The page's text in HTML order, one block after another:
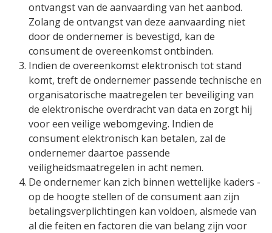
ontvangst van de aanvaarding van het aanbod.
Zolang de ontvangst van deze aanvaarding niet
door de ondernemer is bevestigd, kan de
consument de overeenkomst ontbinden.
Indien de overeenkomst elektronisch tot stand
komt, treft de ondernemer passende technische en
organisatorische maatregelen ter beveiliging van
de elektronische overdracht van data en zorgt hij
voor een veilige webomgeving. Indien de
consument elektronisch kan betalen, zal de
ondernemer daartoe passende
veiligheidsmaatregelen in acht nemen.
De ondernemer kan zich binnen wettelijke kaders -
op de hoogte stellen of de consument aan zijn
betalingsverplichtingen kan voldoen, alsmede van
al die feiten en factoren die van belang zijn voor